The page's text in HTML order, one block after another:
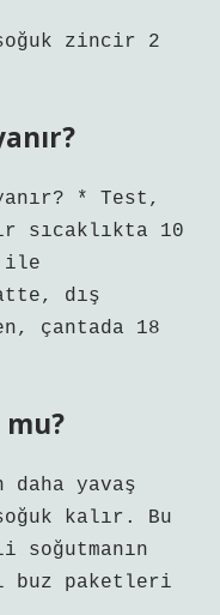
zincir 2
* Test,
sıcaklıkta 10
ile
dış
çantada 18
yavaş
kalır. Bu
soğutmanın
buz paketleri